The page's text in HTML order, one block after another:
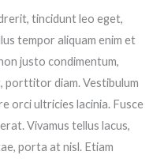
tincidunt leo eget,
tempor aliquam enim et
justo condimentum,
porttitor diam. Vestibulum
orci ultricies lacinia. Fusce
Vivamus tellus lacus,
porta at nisl. Etiam